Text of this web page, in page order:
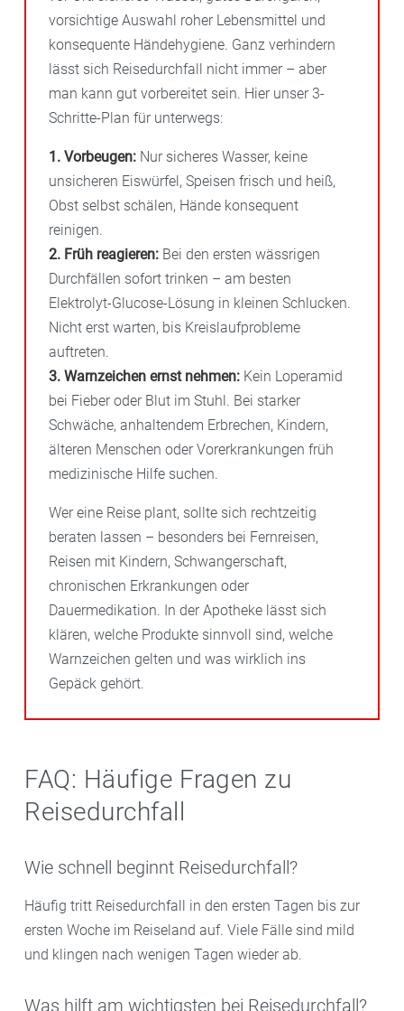
vorsichtige Auswahl roher Lebensmittel und
konsequente Händehygiene. Ganz verhindern
lässt sich Reisedurchfall nicht immer – aber
man kann gut vorbereitet sein. Hier unser 3-
Schritte-Plan für unterwegs:
1. Vorbeugen: Nur sicheres Wasser, keine
unsicheren Eiswürfel, Speisen frisch und heiß,
Obst selbst schälen, Hände konsequent
reinigen.
2. Früh reagieren: Bei den ersten wässrigen
Durchfällen sofort trinken – am besten
Elektrolyt-Glucose-Lösung in kleinen Schlucken.
Nicht erst warten, bis Kreislaufprobleme
auftreten.
3. Warnzeichen ernst nehmen: Kein Loperamid
bei Fieber oder Blut im Stuhl. Bei starker
Schwäche, anhaltendem Erbrechen, Kindern,
älteren Menschen oder Vorerkrankungen früh
medizinische Hilfe suchen.
Wer eine Reise plant, sollte sich rechtzeitig
beraten lassen – besonders bei Fernreisen,
Reisen mit Kindern, Schwangerschaft,
chronischen Erkrankungen oder
Dauermedikation. In der Apotheke lässt sich
klären, welche Produkte sinnvoll sind, welche
Warnzeichen gelten und was wirklich ins
Gepäck gehört.
FAQ: Häufige Fragen zu
Reisedurchfall
Wie schnell beginnt Reisedurchfall?
Häufig tritt Reisedurchfall in den ersten Tagen bis zur
ersten Woche im Reiseland auf. Viele Fälle sind mild
und klingen nach wenigen Tagen wieder ab.
Was hilft am wichtigsten bei Reisedurchfall?